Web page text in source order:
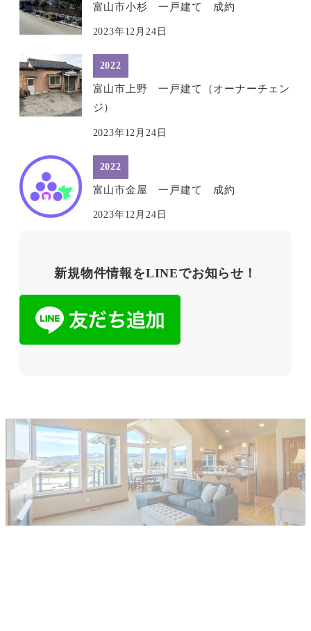
富山市小杉 一戸建て 成約
2023年12月24日
2022
富山市上野 一戸建て（オーナーチェン
ジ）
2023年12月24日
2022
富山市金屋 一戸建て 成約
2023年12月24日
新規物件情報をLINEでお知らせ！